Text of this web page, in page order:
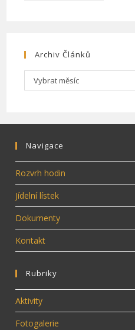
Archiv Článků
Archiv
článků
Vybrat měsíc
Navigace
Rozvrh hodin
Jídelní lístek
Dokumenty
Kontakt
Rubriky
Aktivity
Fotogalerie